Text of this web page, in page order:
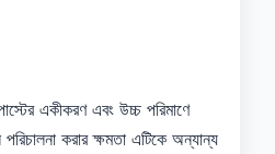
একীকরণ এবং উচ্চ পরিমাণে
করার ক্ষমতা এটিকে অন্যান্য